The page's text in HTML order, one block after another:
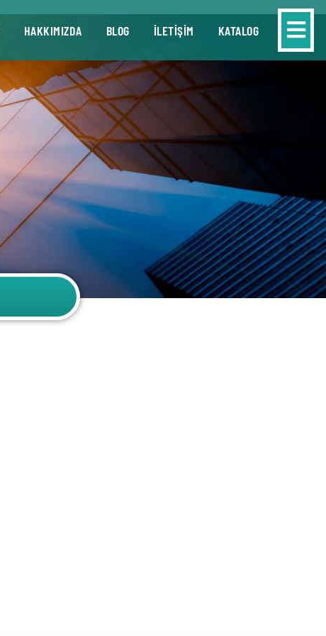
HAKKIMIZDA BLOG İLETİŞİM KATALOG